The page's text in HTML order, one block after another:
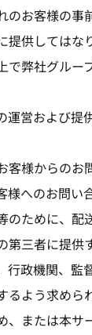
のお客様の事
供してはな
弊社グルー
運営および提
客様からのお
様へのお問い
のために、配
第三者に提供
行政機関、監
るよう求めら
、または本サ